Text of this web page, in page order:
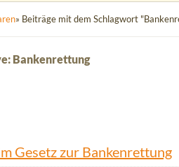
» Beiträge mit dem Schlagwort
Bankenrettung
Gesetz zur Bankenrettung